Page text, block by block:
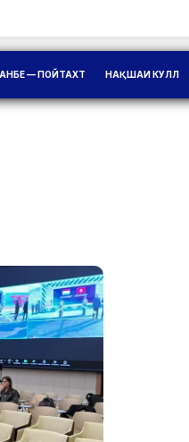
— ПОЙТАХТ НАҚШАИ КУЛЛ